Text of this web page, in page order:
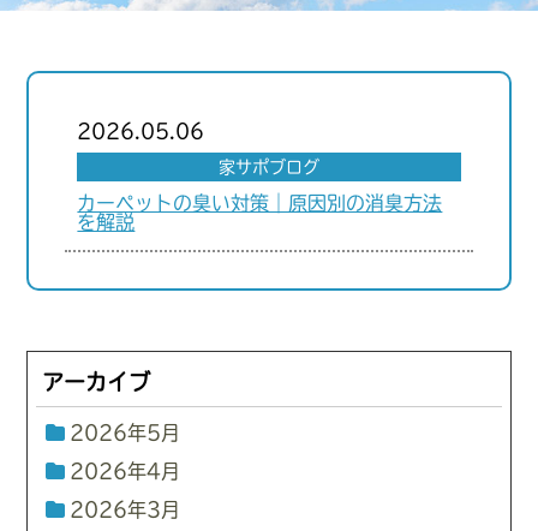
2026.05.06
家サポブログ
カーペットの臭い対策｜原因別の消臭方法
を解説
アーカイブ
2026年5月
2026年4月
2026年3月